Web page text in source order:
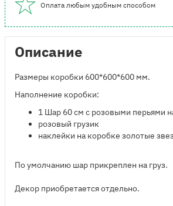
Оплата любым удобным способом
Описание
Размеры коробки 600*600*600 мм.
Наполнение коробки:
1 Шар 60 см с розовыми перьями
розовый грузик
наклейки на коробке золотые
По умолчанию шар прикреплен на груз.
Декор приобретается отдельно.